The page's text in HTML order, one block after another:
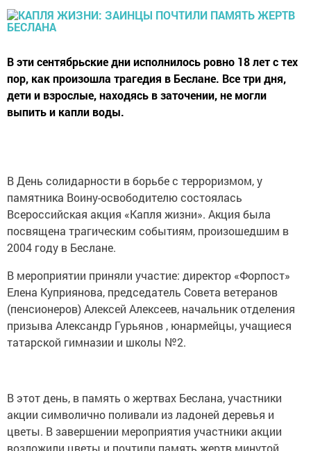
В эти сентябрьские дни исполнилось ровно 18 лет с тех
пор, как произошла трагедия в Беслане. Все три дня,
дети и взрослые, находясь в заточении, не могли
выпить и капли воды.
В День солидарности в борьбе с терроризмом, у
памятника Воину-освободителю состоялась
Всероссийская акция «Капля жизни». Акция была
посвящена трагическим событиям, произошедшим в
2004 году в Беслане.
В мероприятии приняли участие: директор «Форпост»
Елена Куприянова, председатель Совета ветеранов
(пенсионеров) Алексей Алексеев, начальник отделения
призыва Александр Гурьянов , юнармейцы, учащиеся
татарской гимназии и школы №2.
В этот день, в память о жертвах Беслана, участники
акции символично поливали из ладоней деревья и
цветы. В завершении мероприятия участники акции
возложили цветы и почтили память жертв минутой